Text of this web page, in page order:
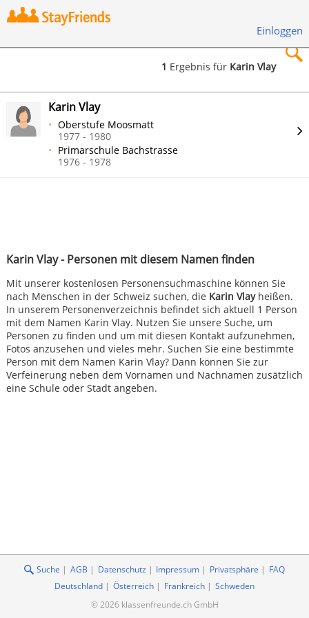
Einloggen
Suchen
1 Ergebnis für Karin Vlay
Karin Vlay - Personen mit diesem Namen finden
Mit unserer kostenlosen Personensuchmaschine können Sie
nach Menschen in der Schweiz suchen, die Karin Vlayheißen.
In unserem Personenverzeichnis befindet sich aktuell 1 Person
mit dem Namen Karin Vlay. Nutzen Sie unsere Suche, um
Personen zu finden und um mit diesen Kontakt aufzunehmen,
Fotos anzusehen und vieles mehr. Suchen Sie eine bestimmte
Person mit dem Namen Karin Vlay? Dann können Sie zur
Verfeinerung neben dem Vornamen und Nachnamen zusätzlich
eine Schule oder Stadt angeben.
Karin Vlay
Oberstufe Moosmatt
1977 - 1980
Primarschule Bachstrasse
1976 - 1978
Suche AGB Datenschutz Impressum Privatsphäre
FAQ
Deutschland
Österreich Frankreich
Schweden
© 2026 klassenfreunde.ch GmbH